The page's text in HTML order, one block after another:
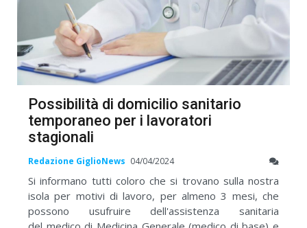
Possibilità di domicilio sanitario
temporaneo per i lavoratori
stagionali
Redazione GiglioNews 04/04/2024
Si informano tutti coloro che si trovano sulla nostra
isola per motivi di lavoro, per almeno 3 mesi, che
possono usufruire dell'assistenza sanitaria